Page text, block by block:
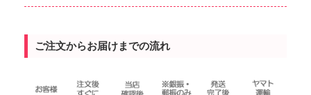
ご注文からお届けまでの流れ